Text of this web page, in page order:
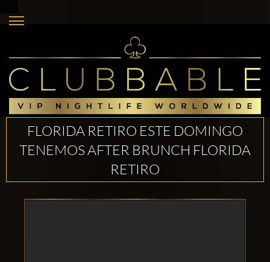
FLORIDA RETIRO ESTE DOMINGO
TENEMOS AFTER BRUNCH FLORIDA
RETIRO